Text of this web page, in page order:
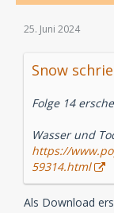
25. Juni 2024
Snow
Folge 14
Wasser und
https://
59314.html
Als Download